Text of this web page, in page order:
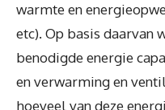
warmte en
etc). Op basis daarvan
benodigde energie
en verwarming en
hoeveel van deze